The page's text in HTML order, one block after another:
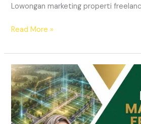
Lowongan marketing properti
Read More »
DICARI
10
FREELANCE
MARKETING
Properti